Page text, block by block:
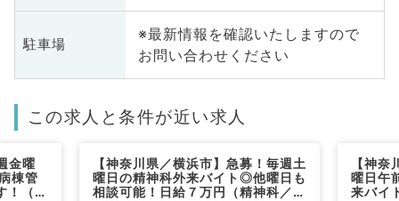
駐車場
※最新情報を確認いたしますので
お問い合わせください
この求人と条件が近い求人
金曜
棟管
！（精
【神奈川県／横浜市】急募！毎週土
曜日の精神科外来バイト◎他曜日も
相談可能！日給７万円（精神科／非
【神
曜日午
来バイ